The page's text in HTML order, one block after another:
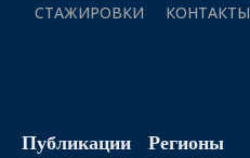
СТАЖИРОВКИ
КОНТАКТЫ
Публикации Регионы